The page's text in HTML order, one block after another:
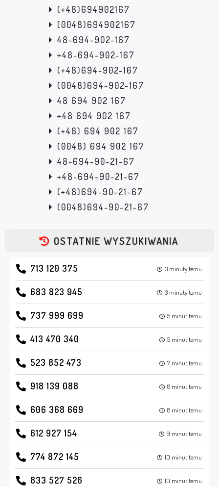
(+48)694902167
(0048)694902167
48-694-902-167
+48-694-902-167
(+48)694-902-167
(0048)694-902-167
48 694 902 167
+48 694 902 167
(+48) 694 902 167
(0048) 694 902 167
48-694-90-21-67
+48-694-90-21-67
(+48)694-90-21-67
(0048)694-90-21-67
OSTATNIE WYSZUKIWANIA
713 120 375 3 minuty temu
683 823 945 3 minuty temu
737 999 699 5 minut temu
413 470 340 5 minut temu
523 852 473 7 minut temu
918 139 088 8 minut temu
606 368 669 8 minut temu
612 927 154 9 minut temu
774 872 145 10 minut temu
833 527 526 10 minut temu